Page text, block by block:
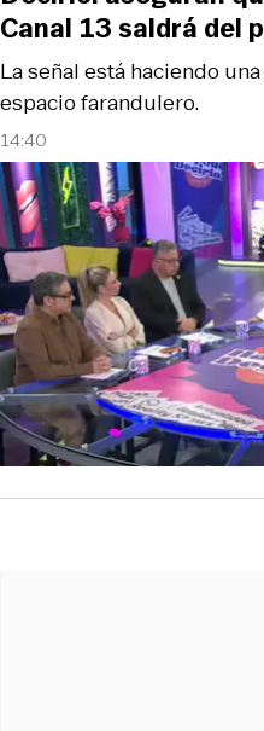
14:40
La señal está haciendo
espacio farandulero.
Canal 13 saldrá del